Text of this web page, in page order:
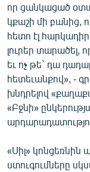
որ ցանկացած
կքաշի մի բանից,
հետո էլ
լուրեր տարածել,
եւ ոչ թե` դա
հետեւանքով», -
խնդրելով
«Բջնի»
«Սիլ»
ստուգումները